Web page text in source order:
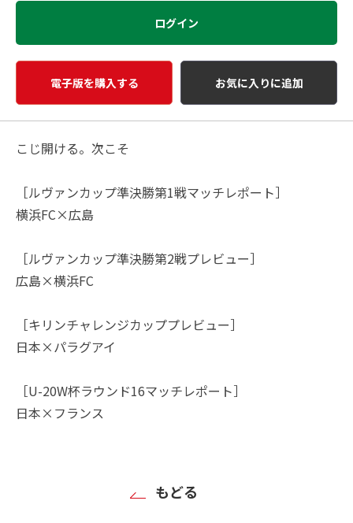
ログイン
電子版を購入する お気に入りに追加
こじ開ける。次こそ
［ルヴァンカップ準決勝第1戦マッチレポート］
横浜FC×広島
［ルヴァンカップ準決勝第2戦プレビュー］
広島×横浜FC
［キリンチャレンジカッププレビュー］
日本×パラグアイ
［U-20W杯ラウンド16マッチレポート］
日本×フランス
もどる